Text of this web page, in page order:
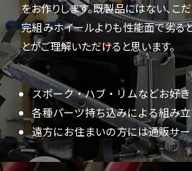
をお作りします。既製品にはない、こ
完組みホイールよりも性能面で劣る
とがご理解いただけると思います。
スポーク・ハブ・リムなどお好
各種パーツ持ち込みによる組み
遠方にお住まいの方には通販サ